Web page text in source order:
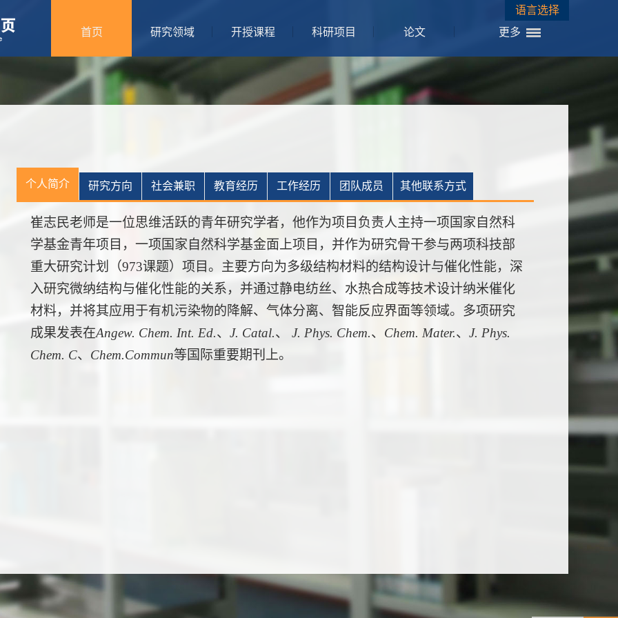
语言选择
首页
研究领域 开授课程 科研项目 论文 更多
个人简介 研究方向 社会兼职 教育经历 工作经历 团队成员 其他联系方式
崔志民老师是一位思维活跃的青年研究学者，他作为项目负责人主持一项国家自然科
学基金青年项目，一项国家自然科学基金面上项目，并作为研究骨干参与两项科技部
重大研究计划（973课题）项目。主要方向为多级结构材料的结构设计与催化性能，深
入研究微纳结构与催化性能的关系，并通过静电纺丝、水热合成等技术设计纳米催化
材料，并将其应用于有机污染物的降解、气体分离、智能反应界面等领域。多项研究
成果发表在Angew. Chem. Int. Ed.、 J. Catal.、 J. Phys. Chem.、 Chem. Mater.、 J. Phys.
Chem. C、 Chem.Commun等国际重要期刊上。